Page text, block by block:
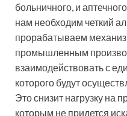
больничного, и
нам необходим четкий
прорабатываем
промышленным
взаимодействовать с
которого будут
Это снизит нагрузку на
которым не придется